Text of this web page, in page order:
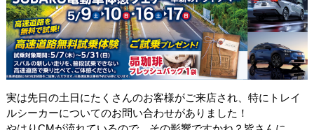
実は先日の土日にたくさんのお客様がご来店され、特にトレイ
ルシーカーについてのお問い合わせがありました！